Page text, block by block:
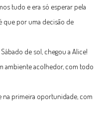
tudo e era só esperar pela
que por uma decisão de
de sol, chegou a Alice!
ambiente acolhedor, com todo
na primeira oportunidade, com